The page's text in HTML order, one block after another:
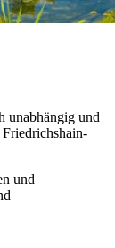
unabhängig und
und